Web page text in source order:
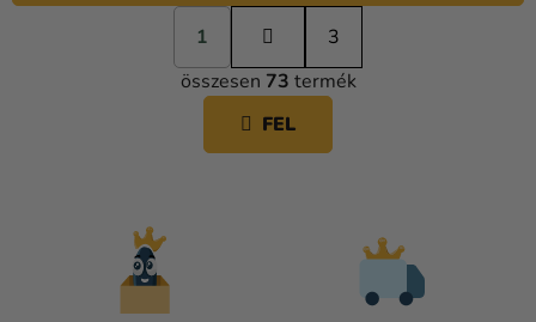
L
I
S
T
L
a
p
o
á
s
1
3
összesen 73 termék
FEL